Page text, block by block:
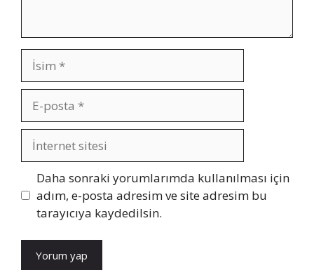
İsim
posta
İnternet
sitesi
Daha sonraki yorumlarımda kullanılması için
adım, e-posta adresim ve site adresim bu
tarayıcıya kaydedilsin.